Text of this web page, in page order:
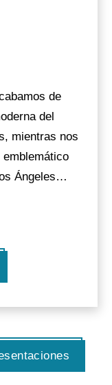
de
del
mientras nos
Ángeles…